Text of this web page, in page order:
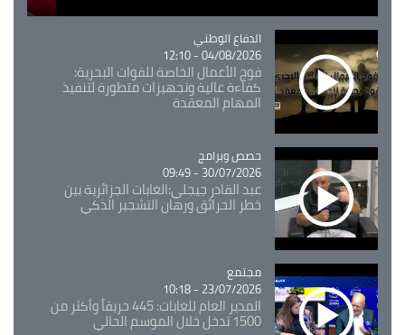
Catégorie
الدفاع الوطني
04/08/2026 - 12:10
فوج الأعمال الخاصة للقوات البحرية:
كفاءة عالية وتجهيزات متطورة لتنفيذ
المهام المعقدة
Catégorie
حصص وبرامج
30/07/2026 - 09:49
عبد القادر جيجلي:الغابات الجزائرية بين
خطر الحرائق ورهان التشجير الذكي
Catégorie
مجتمع
23/07/2026 - 10:18
المدير العام للغابات: 445 حريقاً وأكثر من
1500 تدخل خلال الموسم الحالي